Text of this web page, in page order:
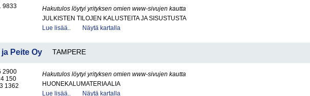
9833
Hakutulos löytyi yrityksen omien www-sivujen kautta
JULKISTEN TILOJEN KALUSTEITA JA SISUSTUSTA
Lue lisää..
Näytä kartalla
ja Peite Oy TAMPERE
2900
150
1362
Hakutulos löytyi yrityksen omien www-sivujen kautta
HUONEKALUMATERIAALIA
Lue lisää..
Näytä kartalla